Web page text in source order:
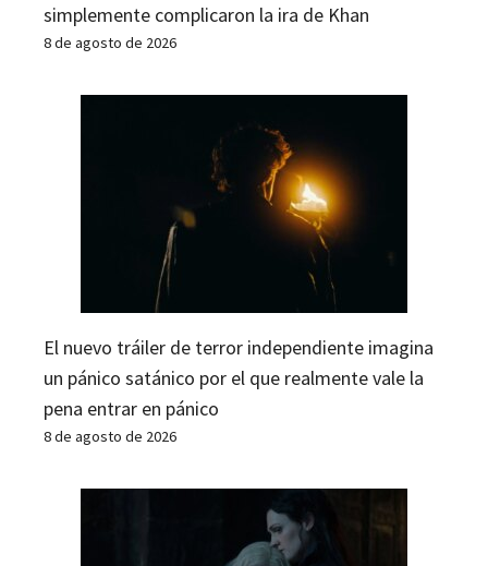
simplemente complicaron la ira de Khan
8 de agosto de 2026
El nuevo tráiler de terror independiente imagina
un pánico satánico por el que realmente vale la
pena entrar en pánico
8 de agosto de 2026